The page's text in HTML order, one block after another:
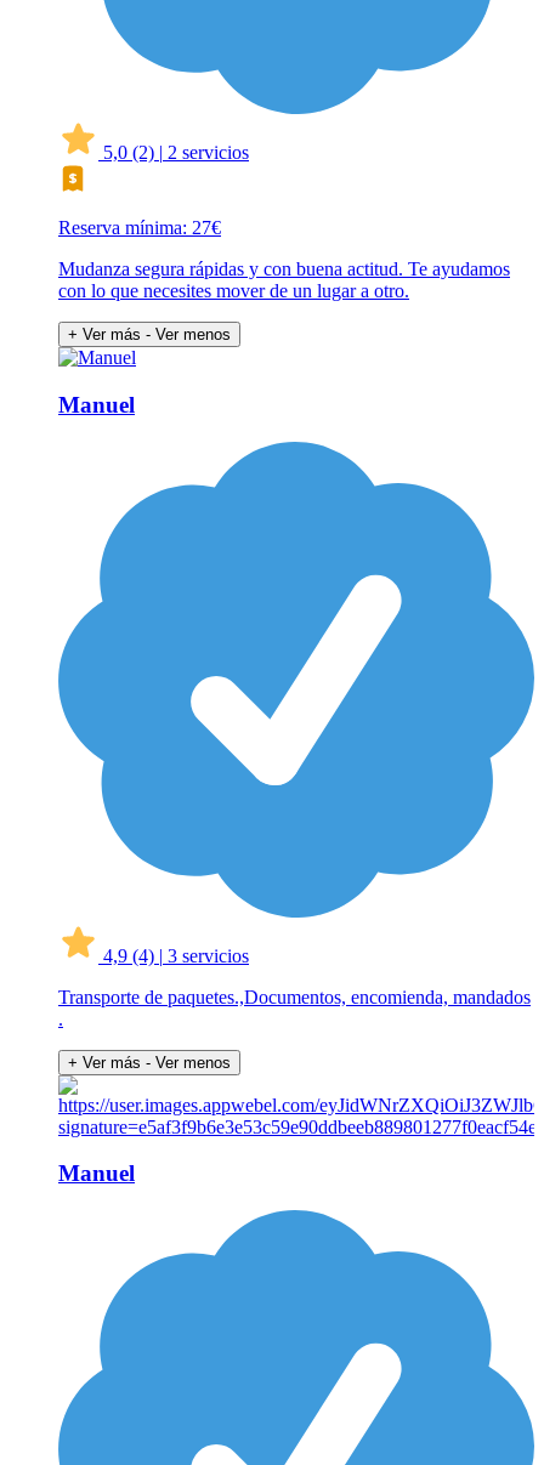
5,0 (2) | 2 servicios
Reserva mínima: 27€
Mudanza segura rápidas y con buena actitud. Te ayudamos
con lo que necesites mover de un lugar a otro.
+ Ver más - Ver menos
Manuel
4,9 (4) | 3 servicios
Transporte de paquetes.,Documentos, encomienda, mandados
.
+ Ver más - Ver menos
Manuel